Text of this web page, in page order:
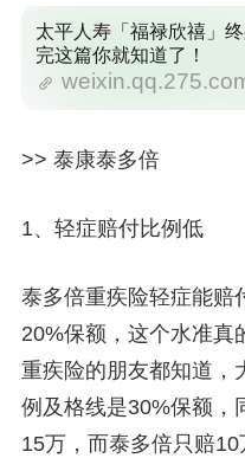
太平人寿「福禄欣禧」
完这篇你就知道了！
>> 泰康泰多倍
1、轻症赔付比例低
泰多倍重疾险轻症能赔
20%保额，这个水准真
重疾险的朋友都知道，
例及格线是30%保额，
15万，而泰多倍只赔10